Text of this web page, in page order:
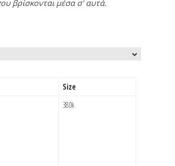
βρίσκονται μέσα σ' αυτά.
Size
380k